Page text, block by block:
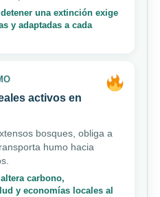
una extinción exige
y adaptadas a cada
activos en
bosques, obliga a
humo hacia
carbono,
y economías locales al